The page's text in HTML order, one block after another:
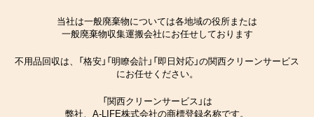
当社は一般廃棄物については各地域の役所または
一般廃棄物収集運搬会社にお任せしております
不用品回収は、「格安」「明瞭会計」「即日対応」の関西クリーンサービス
にお任せください。
「関西クリーンサービス」は
弊社、A-LIFE株式会社の商標登録名称です。